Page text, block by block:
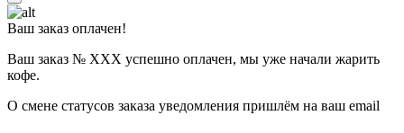
Ваш заказ оплачен!
Ваш заказ № ХХХ успешно оплачен, мы уже начали жарить
кофе.
О смене статусов заказа уведомления пришлём на ваш email